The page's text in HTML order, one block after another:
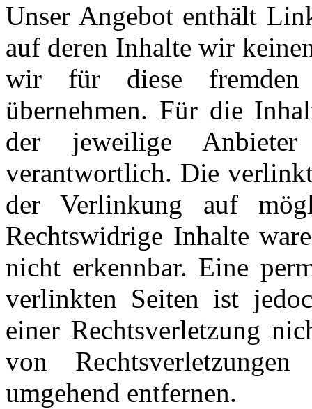
Unser Angebot enthält
auf deren Inhalte wir
wir für diese fremden
übernehmen. Für die
der jeweilige
verantwortlich. Die
der Verlinkung auf
Rechtswidrige Inhalte
nicht erkennbar. Eine
verlinkten Seiten ist
einer Rechtsverletzung
von
umgehend entfernen.